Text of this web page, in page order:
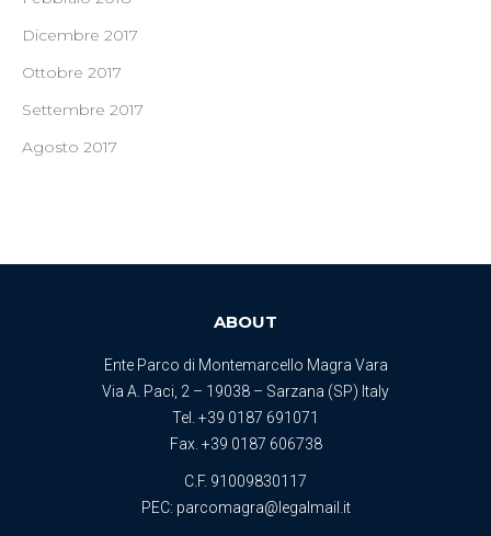
Dicembre 2017
Ottobre 2017
Settembre 2017
Agosto 2017
ABOUT
Ente Parco di Montemarcello Magra Vara
Via A. Paci, 2 – 19038 – Sarzana (SP) Italy
Tel. +39 0187 691071
Fax. +39 0187 606738
C.F. 91009830117
PEC: parcomagra@legalmail.it